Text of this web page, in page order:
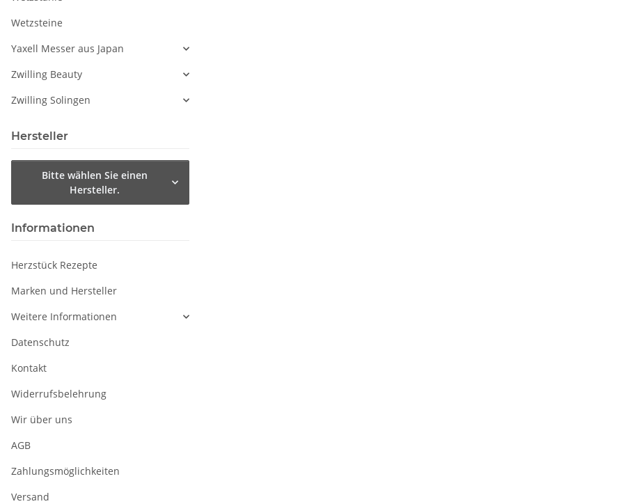
Wetzsteine
Yaxell Messer aus Japan
Zwilling Beauty
Zwilling Solingen
Hersteller
Bitte wählen Sie einen
Hersteller.
Informationen
Herzstück Rezepte
Marken und Hersteller
Weitere Informationen
Datenschutz
Kontakt
Widerrufsbelehrung
Wir über uns
AGB
Zahlungsmöglichkeiten
Versand